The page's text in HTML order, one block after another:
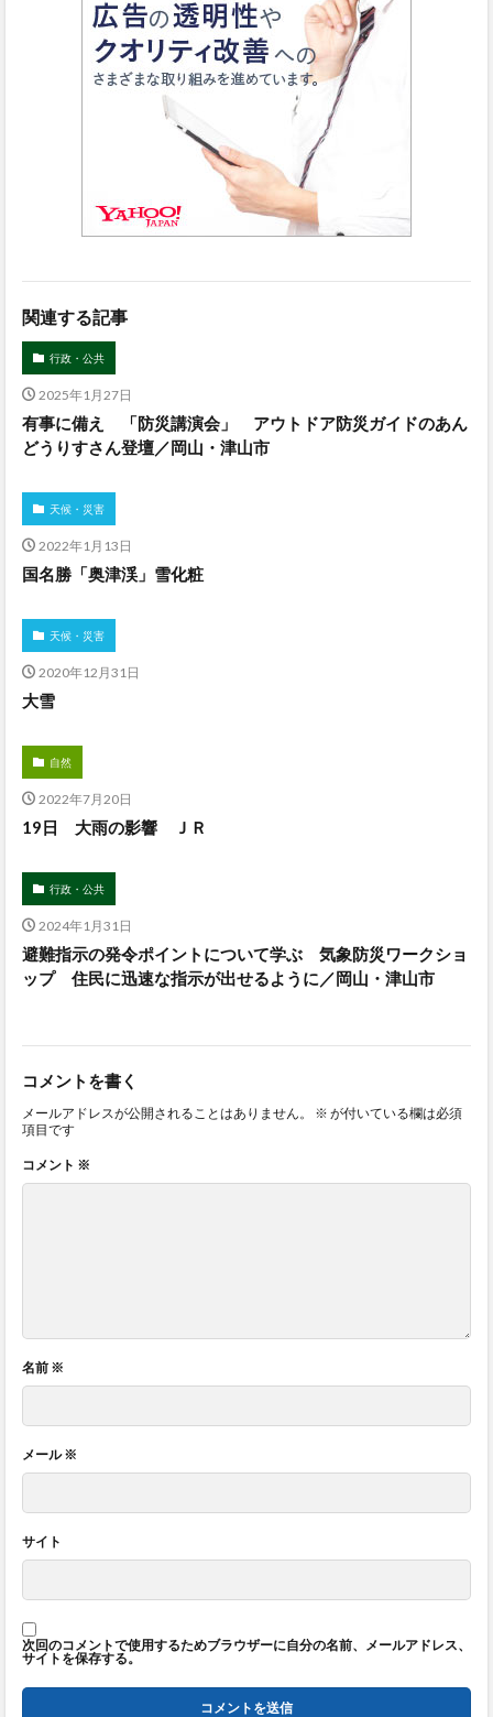
関連する記事
行政・公共
2025年1月27日
有事に備え 「防災講演会」 アウトドア防災ガイドのあん
どうりすさん登壇／岡山・津山市
天候・災害
2022年1月13日
国名勝「奥津渓」雪化粧
天候・災害
2020年12月31日
大雪
自然
2022年7月20日
19日 大雨の影響 ＪＲ
行政・公共
2024年1月31日
避難指示の発令ポイントについて学ぶ 気象防災ワークショ
ップ 住民に迅速な指示が出せるように／岡山・津山市
コメントを書く
メールアドレスが公開されることはありません。 ※ が付いている欄は必須
項目です
コメント ※
名前 ※
メール※
サイト
次回のコメントで使用するためブラウザーに自分の名前、メールアドレス、
サイトを保存する。